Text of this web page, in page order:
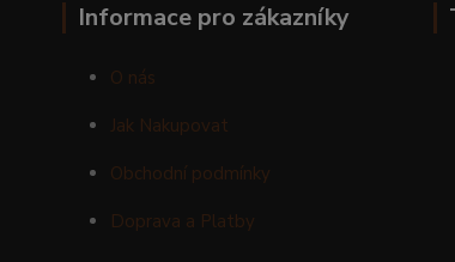
Informace pro zákazníky
O nás
Jak Nakupovat
Obchodní podmínky
Doprava a Platby